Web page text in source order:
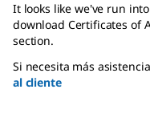
It looks like we've run
download Certificates of
section.
Si necesita más
al cliente